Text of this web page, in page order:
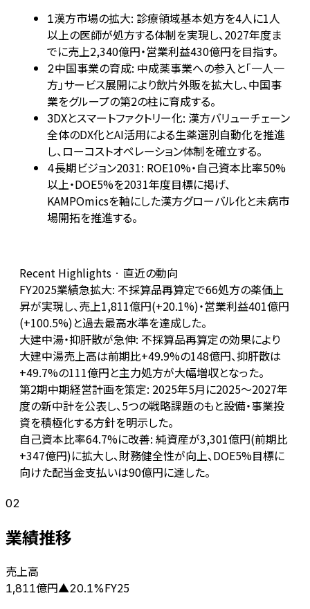
1漢方市場の拡大: 診療領域基本処方を4人に1人
以上の医師が処方する体制を実現し、2027年度ま
でに売上2,340億円・営業利益430億円を目指す。
2中国事業の育成: 中成薬事業への参入と「一人一
方」サービス展開により飲片外販を拡大し、中国事
業をグループの第2の柱に育成する。
3DXとスマートファクトリー化: 漢方バリューチェーン
全体のDX化とAI活用による生薬選別自動化を推進
し、ローコストオペレーション体制を確立する。
4長期ビジョン2031: ROE10%・自己資本比率50%
以上・DOE5%を2031年度目標に掲げ、
KAMPOmicsを軸にした漢方グローバル化と未病市
場開拓を推進する。
Recent Highlights · 直近の動向
FY2025業績急拡大: 不採算品再算定で66処方の薬価上
昇が実現し、売上1,811億円(+20.1%)・営業利益401億円
(+100.5%)と過去最高水準を達成した。
大建中湯・抑肝散が急伸: 不採算品再算定の効果により
大建中湯売上高は前期比+49.9%の148億円、抑肝散は
+49.7%の111億円と主力処方が大幅増収となった。
第2期中期経営計画を策定: 2025年5月に2025〜2027年
度の新中計を公表し、5つの戦略課題のもと設備・事業投
資を積極化する方針を明示した。
自己資本比率64.7%に改善: 純資産が3,301億円(前期比
+347億円)に拡大し、財務健全性が向上、DOE5%目標に
向けた配当金支払いは90億円に達した。
02
業績推移
売上高
1,811億円▲20.1%FY25